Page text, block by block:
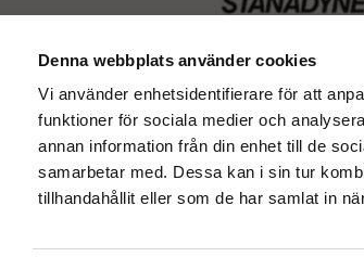
Denna webbplats använder cookies
Vi använder enhetsidentifierare för att
funktioner för sociala medier och
annan information från din enhet till de
samarbetar med. Dessa kan i sin tur
tillhandahållit eller som de har samlat in